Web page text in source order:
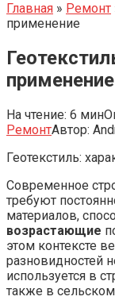
Главная » Ремонт
применение
применение
На чтение: 6 мин
РемонтАвтор:
Геотекстиль:
Современное
требуют
материалов,
возрастающие
этом контексте
разновидностей
используется в
также в